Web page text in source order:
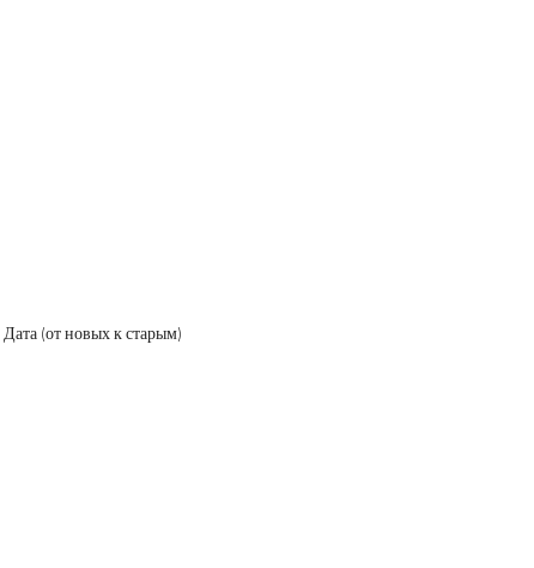
Дата (от новых к старым)